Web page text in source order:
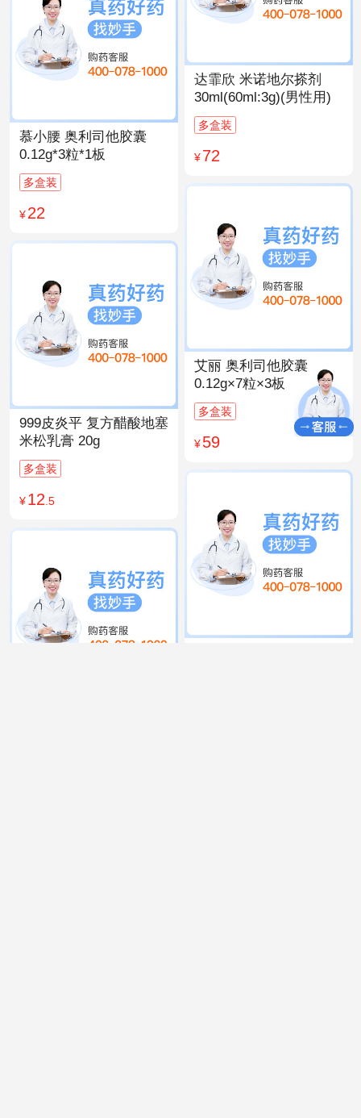
达霏欣 米诺地尔搽剂
30ml(60ml:3g)(男性用)
多盒装
¥72
慕小腰 奥利司他胶囊
0.12g*3粒*1板
多盒装
¥22
艾丽 奥利司他胶囊
0.12g×7粒×3板
多盒装
¥59
999皮炎平 复方醋酸地塞
米松乳膏 20g
多盒装
¥12 .5